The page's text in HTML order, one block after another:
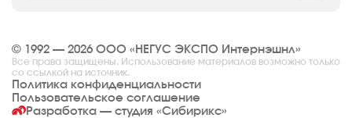
© 1992 — 2026 ООО «НЕГУС ЭКСПО Интернэшнл»
Все права защищены. Использование материалов возможно только
со ссылкой на источник.
Политика конфиденциальности
Пользовательское соглашение
Разработка — студия «Сибирикс»